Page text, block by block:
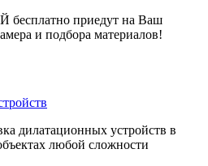
приедут на Ваш
и подбора материалов!
дилатационных устройств в
любой сложности